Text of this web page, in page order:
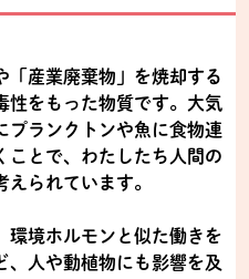
「産業廃棄物」を焼却する
性をもった物質です。大気
プランクトンや魚に食物連
ことで、わたしたち人間の
られています。
環境ホルモンと似た働きを
、人や動植物にも影響を及